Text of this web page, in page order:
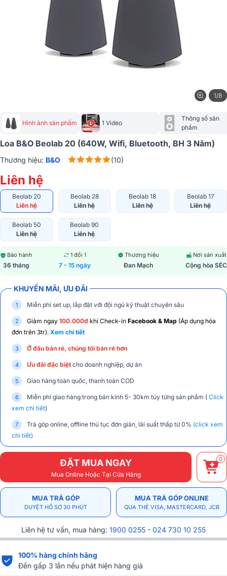
1/8
Hình ảnh sản phẩm 1 Video
Thông số sản
phẩm
Loa B&O Beolab 20 (640W, Wifi, Bluetooth, BH 3 Năm)
Thương hiệu: B&O (10)
Liên hệ
Beolab 20
Liên hệ
Beolab 28
Liên hệ
Beolab 18
Liên hệ
Beolab 17
Liên hệ
Beolab 50
Liên hệ
Beolab 90
Liên hệ
Bảo hành
36 tháng
1 đổi 1
7 - 15 ngày
Thương hiệu
Đan Mạch
Nơi sản xuất
Cộng hòa SÉC
KHUYẾN MÃI, ƯU ĐÃI
Miễn phí set up, lắp đặt với đội ngũ kỹ thuật chuyên sâu
Giảm ngay 100.000đ khi Check-in Facebook & Map (Áp dụng hóa
đơn trên 3tr). Xem chi tiết
Ở đâu bán rẻ, chúng tôi bán rẻ hơn
Ưu đãi đặc biệt cho doanh nghiệp, dự án
Giao hàng toàn quốc, thanh toán COD
Miễn phí giao hàng trong bán kính 5- 30km tùy từng sản phẩm ( Click
xem chi tiết)
Trả góp online, offline thủ tục đơn giản, lãi suất thấp từ 0% (click xem
chi tiết)
ĐẶT MUA NGAY
Mua Online Hoặc Tại Cửa Hàng
0
MUA TRẢ GÓP
DUYỆT HỒ SƠ 30 PHÚT
MUA TRẢ GÓP ONLINE
QUA THẺ VISA, MASTERCARD, JCB
Liên hệ tư vấn, mua hàng: 1900 0255 - 024 730 10 255
100% hàng chính hãng
Đền gấp 3 lần nếu phát hiện hàng giả